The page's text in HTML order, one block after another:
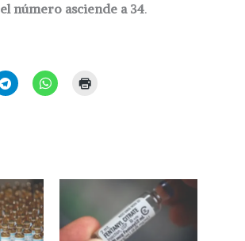
el número asciende a 34.